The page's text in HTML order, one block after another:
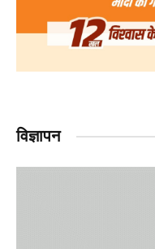
विज्ञापन